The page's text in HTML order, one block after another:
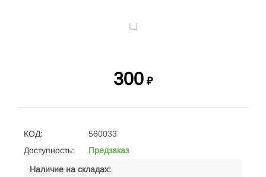
300 ₽
КОД:
560033
Доступность:
Предзаказ
Наличие на складах: